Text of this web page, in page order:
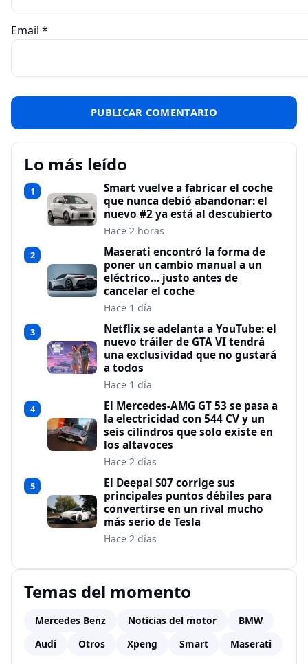
Email *
Lo más leído
1
Smart vuelve a fabricar el coche
que nunca debió abandonar: el
nuevo #2 ya está al descubierto
Hace 2 horas
2
Maserati encontró la forma de
poner un cambio manual a un
eléctrico… justo antes de
cancelar el coche
Hace 1 día
3
Netflix se adelanta a YouTube: el
nuevo tráiler de GTA VI tendrá
una exclusividad que no gustará
a todos
Hace 1 día
4
El Mercedes-AMG GT 53 se pasa a
la electricidad con 544 CV y un
seis cilindros que solo existe en
los altavoces
Hace 2 días
5
El Deepal S07 corrige sus
principales puntos débiles para
convertirse en un rival mucho
más serio de Tesla
Hace 2 días
Temas del momento
Mercedes Benz Noticias del motor
BMW
Audi
Otros Xpeng Smart Maserati